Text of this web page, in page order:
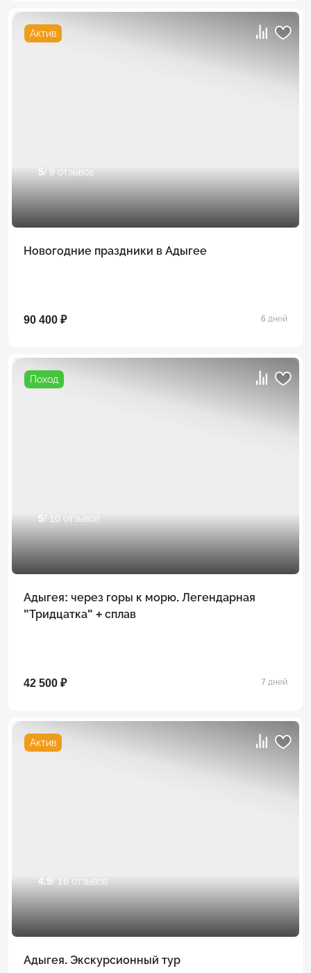
Актив
5/ 9 отзывов
Новогодние праздники в Адыгее
90 400 ₽ 6 дней
Поход
5/ 10 отзывов
Адыгея: через горы к морю. Легендарная
"Тридцатка" + сплав
42 500 ₽ 7 дней
Актив
4.9 / 16 отзывов
Адыгея. Экскурсионный тур